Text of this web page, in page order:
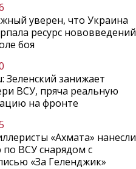
уверен, что Украина
ресурс нововведений
боя
Зеленский занижает
ВСУ, пряча реальную
на фронте
«Ахмата» нанесли
по ВСУ снарядом с
«За Геленджик»